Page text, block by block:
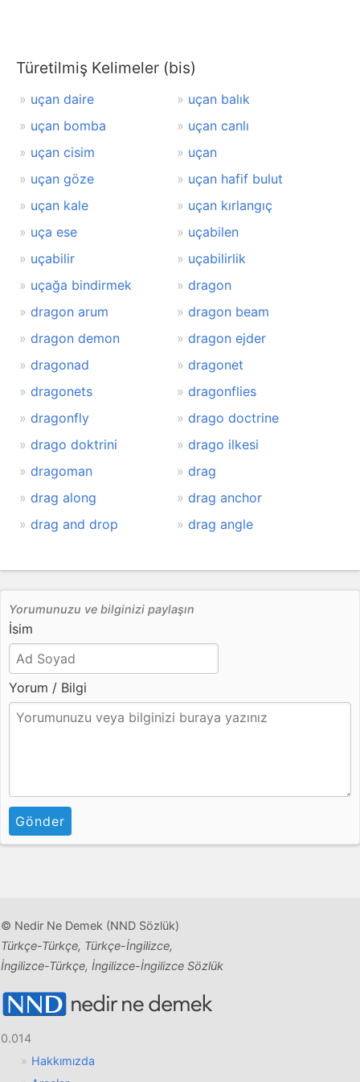
Türetilmiş Kelimeler (bis)
uçan daire
uçan balık
uçan bomba
uçan canlı
uçan cisim
uçan
uçan göze
uçan hafif bulut
uçan kale
uçan kırlangıç
uça ese
uçabilen
uçabilir
uçabilirlik
uçağa bindirmek
dragon
dragon arum
dragon beam
dragon demon
dragon ejder
dragonad
dragonet
dragonets
dragonflies
dragonfly
drago doctrine
drago doktrini
drago ilkesi
dragoman
drag
drag along
drag anchor
drag and drop
drag angle
Yorumunuzu ve bilginizi paylaşın
İsim
Yorum / Bilgi
Gönder
© Nedir Ne Demek (NND Sözlük)
Türkçe-Türkçe, Türkçe-İngilizce,
İngilizce-Türkçe, İngilizce-İngilizce Sözlük
0.014
Hakkımızda